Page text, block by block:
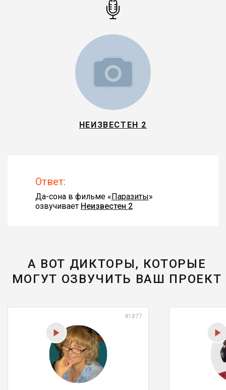
НЕИЗВЕСТЕН 2
Ответ:
Да-сона в фильме «Паразиты»
озвучивает Неизвестен 2
А ВОТ ДИКТОРЫ, КОТОРЫЕ
МОГУТ ОЗВУЧИТЬ ВАШ ПРОЕКТ
#1877